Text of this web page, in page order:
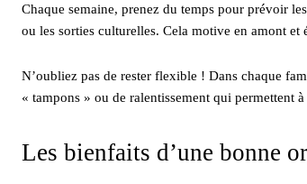
Chaque semaine, prenez du temps pour prévoir
ou les sorties culturelles. Cela motive en amont et
N’oubliez pas de rester flexible ! Dans chaque
« tampons » ou de ralentissement qui permettent
Les bienfaits d’une bonne